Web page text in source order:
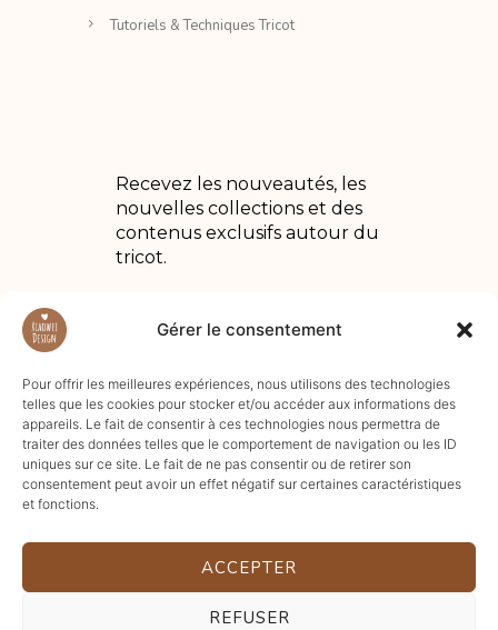
Gérer le consentement
Pour offrir les meilleures expériences, nous utilisons des technologies
telles que les cookies pour stocker et/ou accéder aux informations des
appareils. Le fait de consentir à ces technologies nous permettra de
traiter des données telles que le comportement de navigation ou les ID
uniques sur ce site. Le fait de ne pas consentir ou de retirer son
consentement peut avoir un effet négatif sur certaines caractéristiques
et fonctions.
ACCEPTER
REFUSER
Tutoriels & Techniques Tricot
Recevez les nouveautés, les
nouvelles collections et des
contenus exclusifs autour du
tricot.